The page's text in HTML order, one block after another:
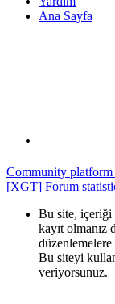
Ana Sayfa
Community
[XGT] Forum
Bu site, içeriği
kayıt olmanız
Bu siteyi
veriyorsunuz.